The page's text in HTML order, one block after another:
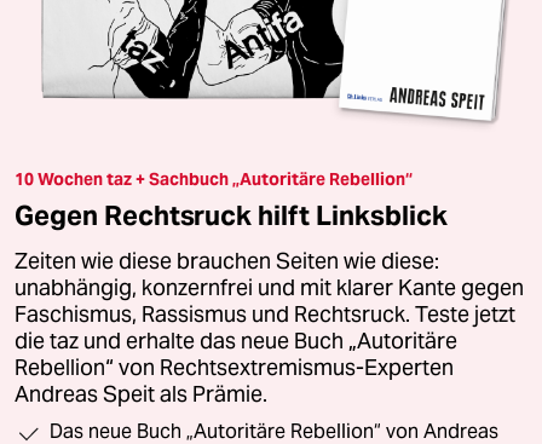
10 Wochen taz + Sachbuch „Autoritäre Rebellion“
Gegen Rechtsruck hilft Linksblick
Zeiten wie diese brauchen Seiten wie diese:
unabhängig, konzernfrei und mit klarer Kante gegen
Faschismus, Rassismus und Rechtsruck. Teste jetzt
die taz und erhalte das neue Buch „Autoritäre
Rebellion“ von Rechtsextremismus-Experten
Andreas Speit als Prämie.
Das neue Buch „Autoritäre Rebellion“ von Andreas